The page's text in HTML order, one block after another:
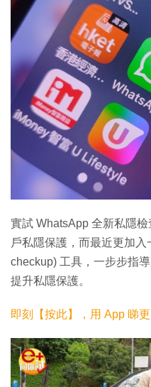
實試 WhatsApp 全新私隱
戶私隱保護，而最近更加
checkup) 工具，一步步指
提升私隱保護。
即刻【按此】，用 App 睇